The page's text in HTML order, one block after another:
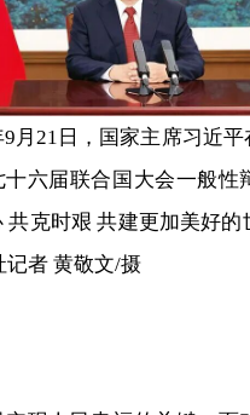
21日，国家主席习近平
六届联合国大会一般性
共克时艰 共建更加美好
记者 黄敬文/摄